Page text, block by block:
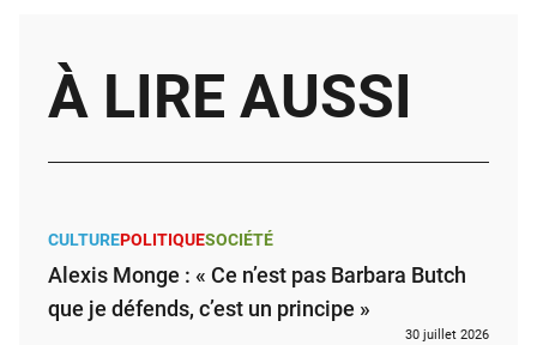
À LIRE AUSSI
CULTUREPOLITIQUESOCIÉTÉ
Alexis Monge : « Ce n’est pas Barbara Butch
que je défends, c’est un principe »
30 juillet 2026